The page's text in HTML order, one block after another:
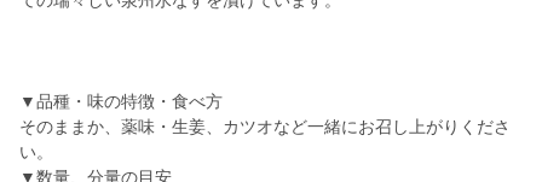
▼品種・味の特徴・食べ方
そのままか、薬味・生姜、カツオなど一緒にお召し上がりくださ
い。
▼数量、分量の目安